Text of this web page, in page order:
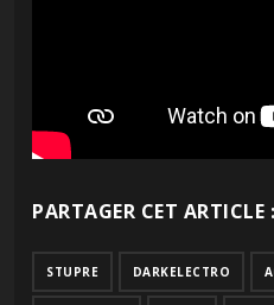
PARTAGER CET ARTICLE :
STUPRE DARKELECTRO